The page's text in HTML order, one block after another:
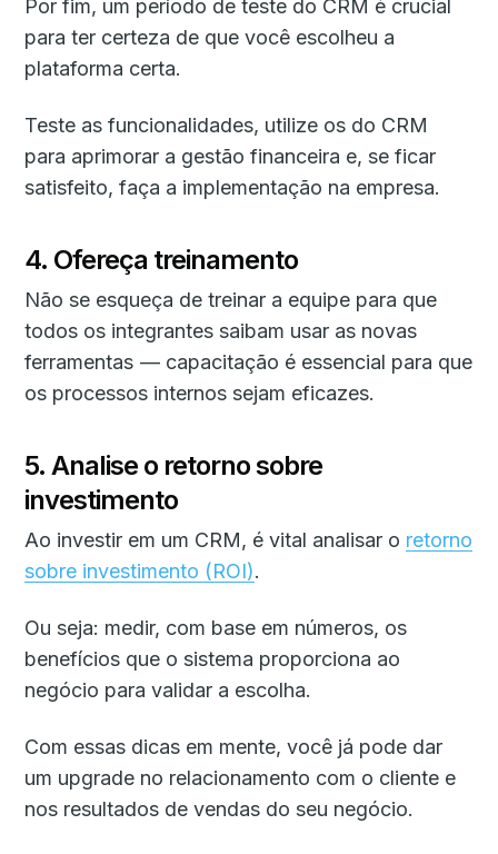
Por fim, um período de teste do CRM é crucial
para ter certeza de que você escolheu a
plataforma certa.
Teste as funcionalidades, utilize os do CRM
para aprimorar a gestão financeira e, se ficar
satisfeito, faça a implementação na empresa.
4. Ofereça treinamento
Não se esqueça de treinar a equipe para que
todos os integrantes saibam usar as novas
ferramentas — capacitação é essencial para que
os processos internos sejam eficazes.
5. Analise o retorno sobre
investimento
Ao investir em um CRM, é vital analisar o retorno
sobre investimento (ROI).
Ou seja: medir, com base em números, os
benefícios que o sistema proporciona ao
negócio para validar a escolha.
Com essas dicas em mente, você já pode dar
um upgrade no relacionamento com o cliente e
nos resultados de vendas do seu negócio.